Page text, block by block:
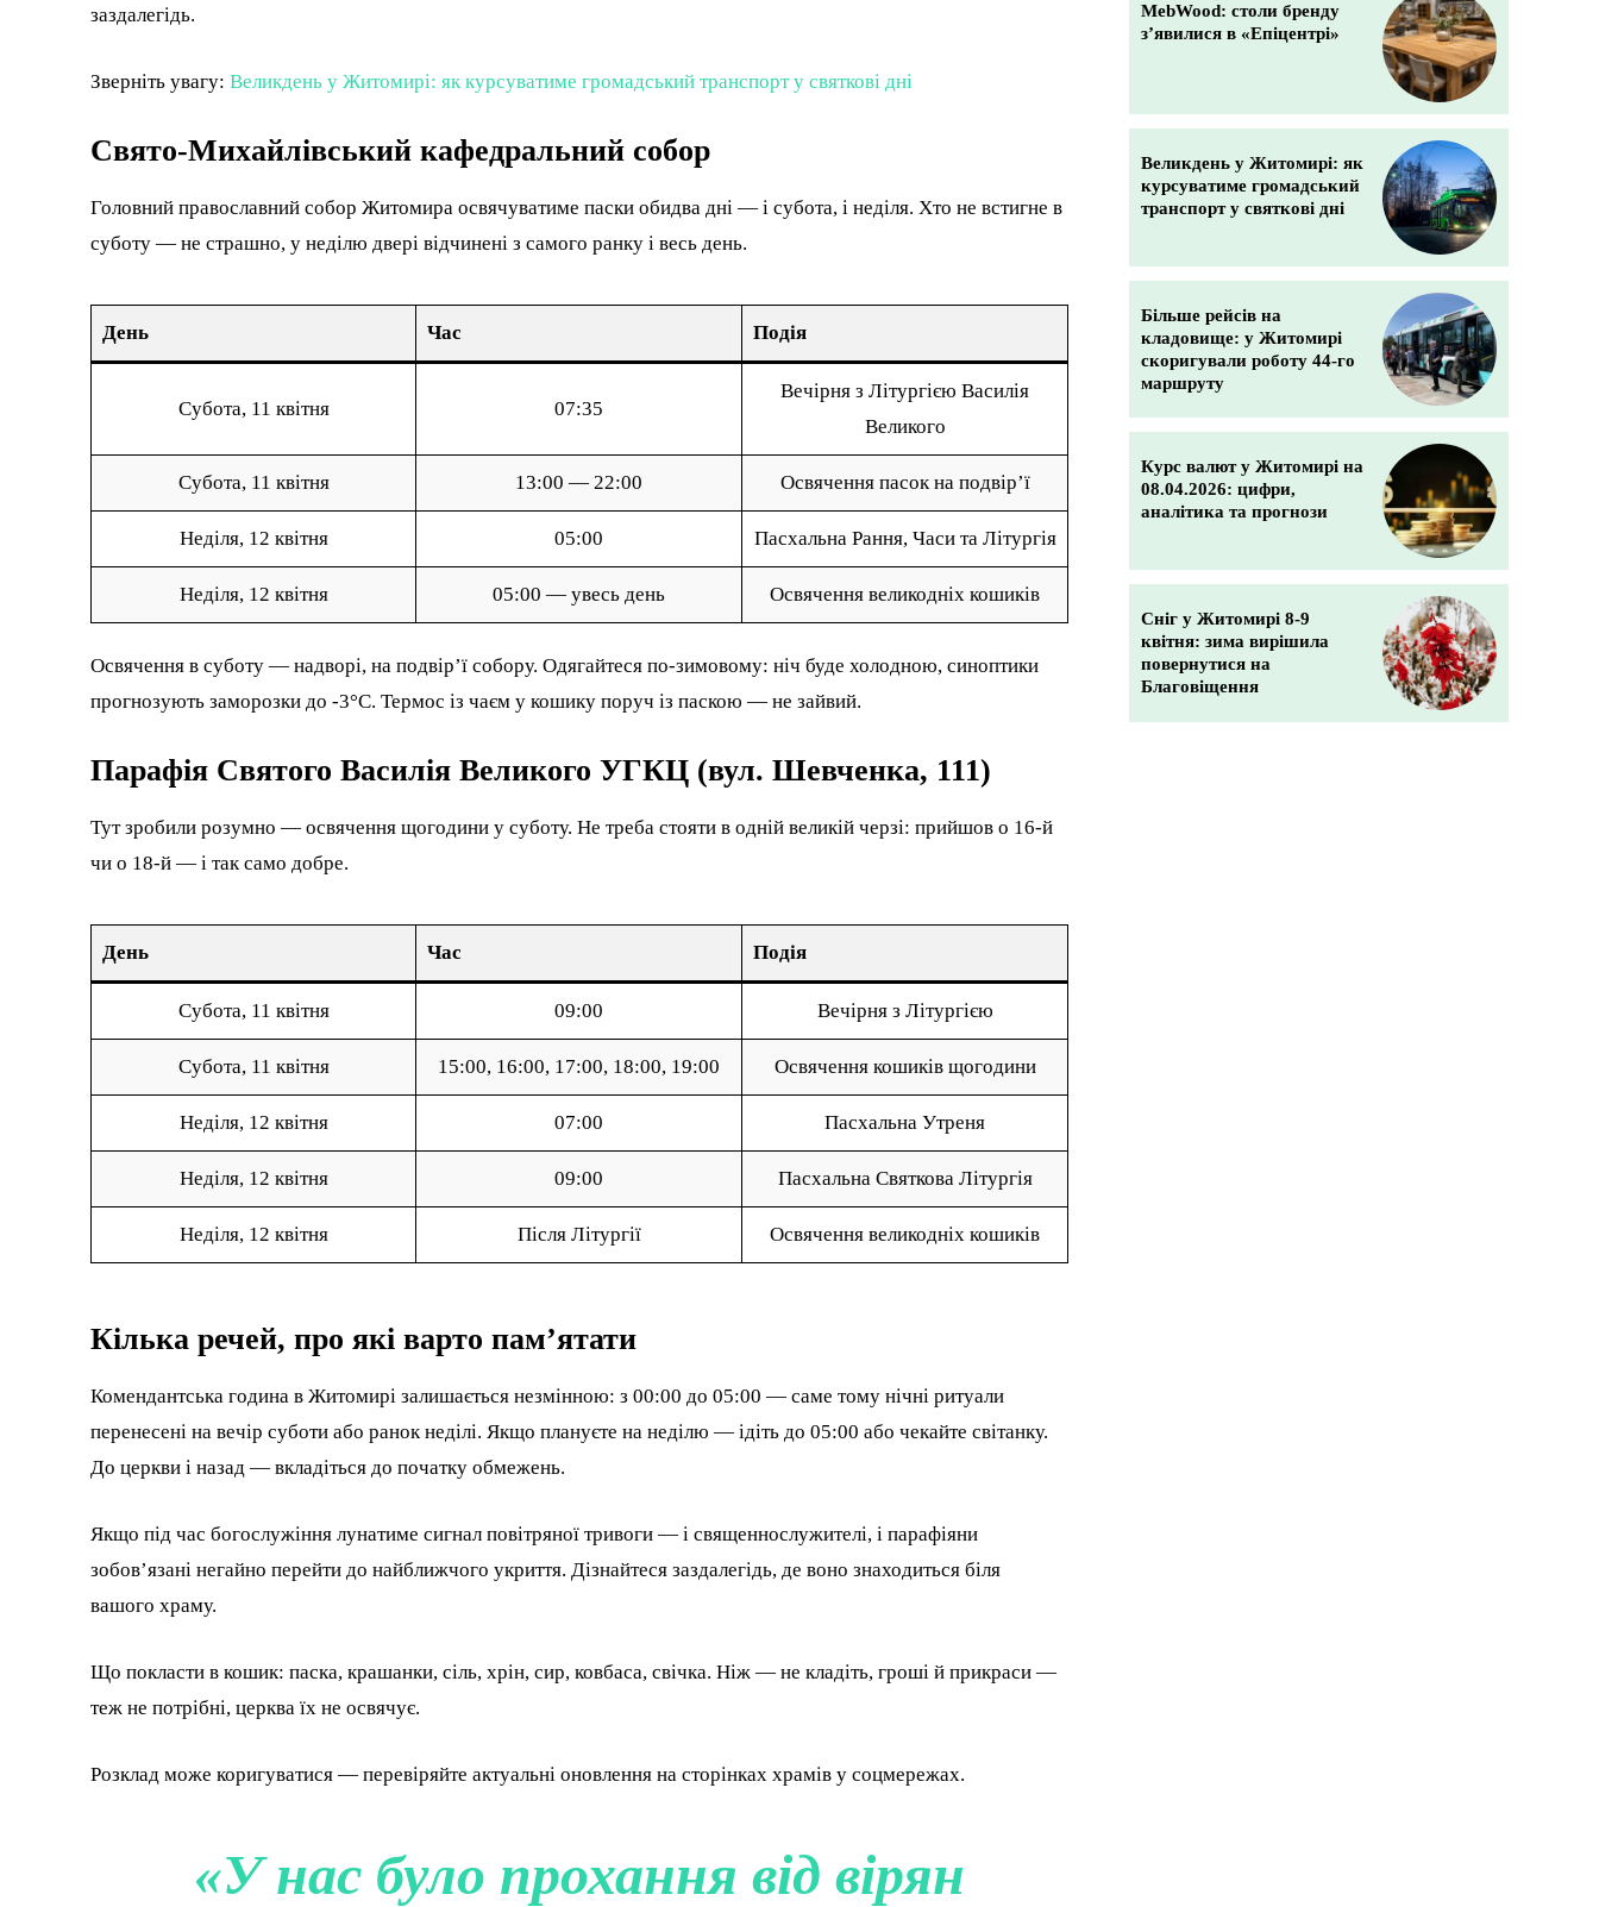
заздалегідь.
Зверніть увагу: Великдень у Житомирі: як курсуватиме громадський транспорт у святкові дні
Свято-Михайлівський кафедральний собор
Головний православний собор Житомира освячуватиме паски обидва дні — і субота, і неділя. Хто не встигне в
суботу — не страшно, у неділю двері відчинені з самого ранку і весь день.
День Час Подія
Субота, 11 квітня 07:35
Вечірня з Літургією Василія
Великого
Субота, 11 квітня 13:00 — 22:00 Освячення пасок на подвір’ї
Неділя, 12 квітня 05:00 Пасхальна Рання, Часи та Літургія
Неділя, 12 квітня 05:00 — увесь день Освячення великодніх кошиків
Освячення в суботу — надворі, на подвір’ї собору. Одягайтеся по-зимовому: ніч буде холодною, синоптики
прогнозують заморозки до -3°C. Термос із чаєм у кошику поруч із паскою — не зайвий.
Парафія Святого Василія Великого УГКЦ (вул. Шевченка, 111)
Тут зробили розумно — освячення щогодини у суботу. Не треба стояти в одній великій черзі: прийшов о 16-й
чи о 18-й — і так само добре.
День Час Подія
Субота, 11 квітня 09:00 Вечірня з Літургією
Субота, 11 квітня 15:00, 16:00, 17:00, 18:00, 19:00 Освячення кошиків щогодини
Неділя, 12 квітня 07:00 Пасхальна Утреня
Неділя, 12 квітня 09:00 Пасхальна Святкова Літургія
Неділя, 12 квітня Після Літургії Освячення великодніх кошиків
Кілька речей, про які варто пам’ятати
Комендантська година в Житомирі залишається незмінною: з 00:00 до 05:00 — саме тому нічні ритуали
перенесені на вечір суботи або ранок неділі. Якщо плануєте на неділю — ідіть до 05:00 або чекайте світанку.
До церкви і назад — вкладіться до початку обмежень.
Якщо під час богослужіння лунатиме сигнал повітряної тривоги — і священнослужителі, і парафіяни
зобов’язані негайно перейти до найближчого укриття. Дізнайтеся заздалегідь, де воно знаходиться біля
вашого храму.
Що покласти в кошик: паска, крашанки, сіль, хрін, сир, ковбаса, свічка. Ніж — не кладіть, гроші й прикраси —
теж не потрібні, церква їх не освячує.
Розклад може коригуватися — перевіряйте актуальні оновлення на сторінках храмів у соцмережах.
«У нас було прохання від вірян
MebWood: столи бренду
з’явилися в «Епіцентрі»
Великдень у Житомирі: як
курсуватиме громадський
транспорт у святкові дні
Більше рейсів на
кладовище: у Житомирі
скоригували роботу 44-го
маршруту
Курс валют у Житомирі на
08.04.2026: цифри,
аналітика та прогнози
Сніг у Житомирі 8-9
квітня: зима вирішила
повернутися на
Благовіщення